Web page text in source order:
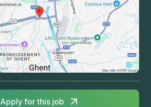
Apply for this job